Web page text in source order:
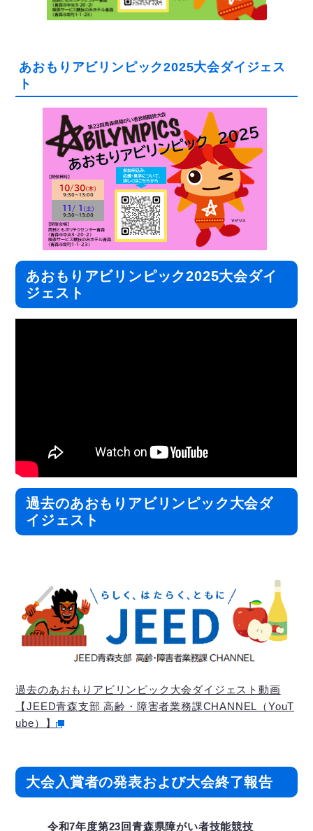
あおもりアビリンピック2025大会ダイジェス
ト
あおもりアビリンピック2025大会ダイ
ジェスト
過去のあおもりアビリンピック大会ダ
イジェスト
過去のあおもりアビリンピック大会ダイジェスト動画
【JEED青森支部 高齢・障害者業務課CHANNEL（YouT
ube）】
大会入賞者の発表および大会終了報告
令和7年度第23回青森県障がい者技能競技